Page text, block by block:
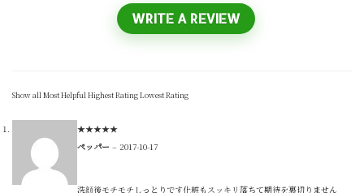
WRITE A REVIEW
Show allMost HelpfulHighest RatingLowest Rating
★★★★★
ペッパー – 2017-10-17
洗顔後モチモチしっとりです化粧もスッキリ落ちて期待を裏切りません